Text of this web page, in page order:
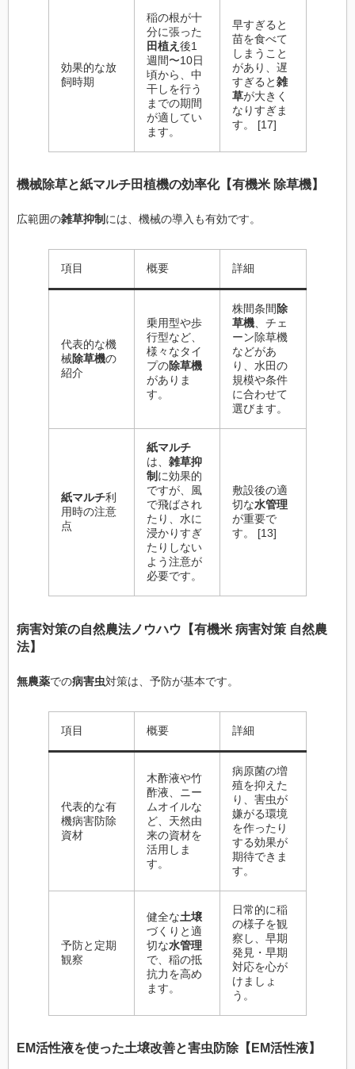
効果的な放
飼時期
稲の根が十
分に張った
田植え 後1
週間〜10日
頃から、中
干しを行う
までの期間
が適してい
ます。
早すぎると
苗を食べて
しまうこと
があり、遅
すぎると雑
草が大きく
なりすぎま
す。 [17]
機械除草と紙マルチ田植機の効率化【有機米 除草機】
広範囲の雑草抑制 には、機械の導入も有効です。
項目 概要 詳細
代表的な機
械除草機の
紹介
乗用型や歩
行型など、
様々なタイ
プの除草機
がありま
す。
株間条間 除
草機、チェ
ーン除草機
などがあ
り、水田の
規模や条件
に合わせて
選びます。
紙マルチ利
用時の注意
点
紙マルチ
は、 雑草抑
制 に効果的
ですが、風
で飛ばされ
たり、水に
浸かりすぎ
たりしない
よう注意が
必要です。
敷設後の適
切な水管理
が重要で
す。 [13]
病害対策の自然農法ノウハウ【有機米 病害対策 自然農
法】
無農薬での病害虫対策は、予防が基本です。
項目 概要 詳細
代表的な有
機病害防除
資材
木酢液や竹
酢液、ニー
ムオイルな
ど、天然由
来の資材を
活用しま
す。
病原菌の増
殖を抑えた
り、害虫が
嫌がる環境
を作ったり
する効果が
期待できま
す。
予防と定期
観察
健全な土壌
づくりと適
切な水管理
で、稲の抵
抗力を高め
ます。
日常的に稲
の様子を観
察し、早期
発見・早期
対応を心が
けましょ
う。
EM活性液を使った土壌改善と害虫防除【 EM活性液】